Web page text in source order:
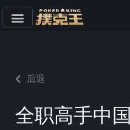
文
后退
全职高手中